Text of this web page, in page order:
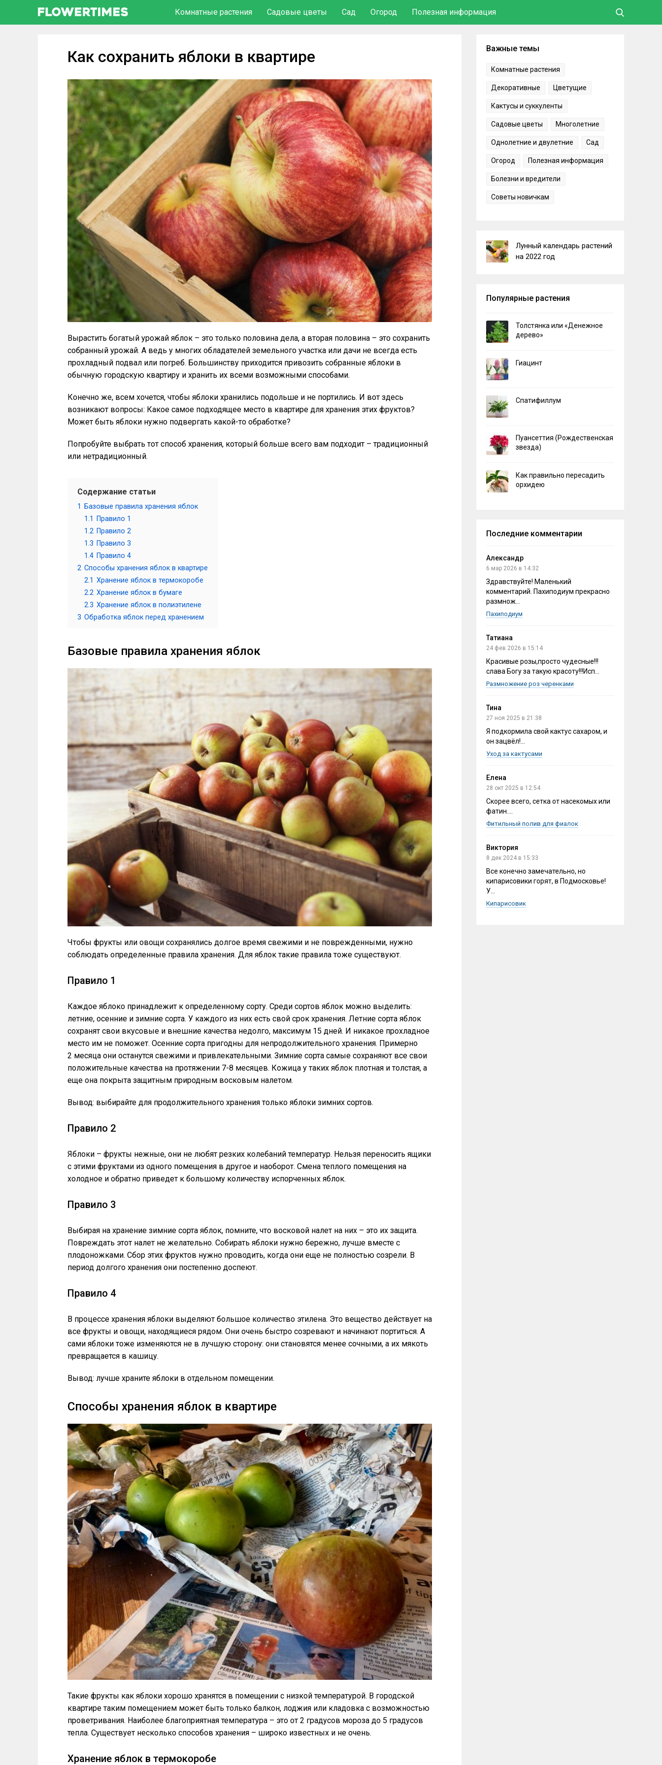
Комнатные растения Садовые цветы Сад Огород Полезная информация
Как сохранить яблоки в квартире
Вырастить богатый урожай яблок – это только половина дела, а вторая половина – это сохранить
собранный урожай. А ведь у многих обладателей земельного участка или дачи не всегда есть
прохладный подвал или погреб. Большинству приходится привозить собранные яблоки в
обычную городскую квартиру и хранить их всеми возможными способами.
Конечно же, всем хочется, чтобы яблоки хранились подольше и не портились. И вот здесь
возникают вопросы: Какое самое подходящее место в квартире для хранения этих фруктов?
Может быть яблоки нужно подвергать какой-то обработке?
Попробуйте выбрать тот способ хранения, который больше всего вам подходит – традиционный
или нетрадиционный.
Содержание статьи
1
Базовые правила хранения яблок
1.1
Правило 1
1.2 Правило 2
1.3 Правило 3
1.4 Правило 4
2 Способы хранения яблок в квартире
2.1 Хранение яблок в термокоробе
2.2 Хранение яблок в бумаге
2.3 Хранение яблок в полиэтилене
3 Обработка яблок перед хранением
Базовые правила хранения яблок
Чтобы фрукты или овощи сохранялись долгое время свежими и не поврежденными, нужно
соблюдать определенные правила хранения. Для яблок такие правила тоже существуют.
Правило 1
Каждое яблоко принадлежит к определенному сорту. Среди сортов яблок можно выделить:
летние, осенние и зимние сорта. У каждого из них есть свой срок хранения. Летние сорта яблок
сохранят свои вкусовые и внешние качества недолго, максимум 15 дней. И никакое прохладное
место им не поможет. Осенние сорта пригодны для непродолжительного хранения. Примерно
2 месяца они останутся свежими и привлекательными. Зимние сорта самые сохраняют все свои
положительные качества на протяжении 7-8 месяцев. Кожица у таких яблок плотная и толстая, а
еще она покрыта защитным природным восковым налетом.
Вывод: выбирайте для продолжительного хранения только яблоки зимних сортов.
Правило 2
Яблоки – фрукты нежные, они не любят резких колебаний температур. Нельзя переносить ящики
с этими фруктами из одного помещения в другое и наоборот. Смена теплого помещения на
холодное и обратно приведет к большому количеству испорченных яблок.
Правило 3
Выбирая на хранение зимние сорта яблок, помните, что восковой налет на них – это их защита.
Повреждать этот налет не желательно. Собирать яблоки нужно бережно, лучше вместе с
плодоножками. Сбор этих фруктов нужно проводить, когда они еще не полностью созрели. В
период долгого хранения они постепенно доспеют.
Правило 4
В процессе хранения яблоки выделяют большое количество этилена. Это вещество действует на
все фрукты и овощи, находящиеся рядом. Они очень быстро созревают и начинают портиться. А
сами яблоки тоже изменяются не в лучшую сторону: они становятся менее сочными, а их мякоть
превращается в кашицу.
Вывод: лучше храните яблоки в отдельном помещении.
Способы хранения яблок в квартире
Такие фрукты как яблоки хорошо хранятся в помещении с низкой температурой. В городской
квартире таким помещением может быть только балкон, лоджия или кладовка с возможностью
проветривания. Наиболее благоприятная температура – это от 2 градусов мороза до 5 градусов
тепла. Существует несколько способов хранения – широко известных и не очень.
Хранение яблок в термокоробе
Важные темы
Комнатные растения
Декоративные Цветущие
Кактусы и суккуленты
Садовые цветы Многолетние
Однолетние и двулетние Сад
Огород Полезная информация
Болезни и вредители
Советы новичкам
Лунный календарь растений
на 2022 год
Популярные растения
Толстянка или «Денежное
дерево»
Гиацинт
Спатифиллум
Пуансеттия (Рождественская
звезда)
Как правильно пересадить
орхидею
Последние комментарии
Александр
6 мар 2026 в 14:32
Здравствуйте! Маленький
комментарий. Пахиподиум прекрасно
размнож...
Пахиподиум
Татиана
24 фев 2026 в 15:14
Красивые розы,просто чудесные!!!
слава Богу за такую красоту!!!Исп...
Размножение роз черенками
Тина
27 ноя 2025 в 21:38
Я подкормила свой кактус сахаром, и
он зацвёл!...
Уход за кактусами
Елена
28 окт 2025 в 12:54
Скорее всего, сетка от насекомых или
фатин....
Фитильный полив для фиалок
Виктория
8 дек 2024 в 15:33
Все конечно замечательно, но
кипарисовики горят, в Подмосковье!
У...
Кипарисовик